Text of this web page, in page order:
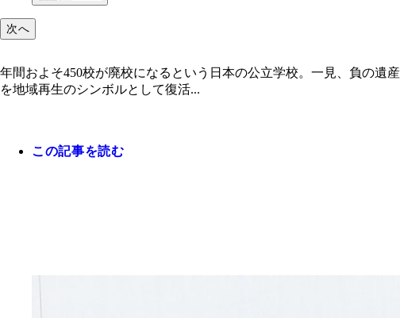
次へ
年間およそ450校が廃校になるという日本の公立学校。一見、負の遺
を地域再生のシンボルとして復活...
この記事を読む